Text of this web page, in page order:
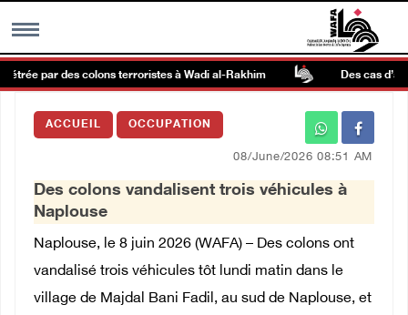
MENU
Galerie d’images
Centre palestinien
العربية
par des colons terroristes à Wadi al-Rakhim Des cas
ACCUEIL OCCUPATION
08/June/2026 08:51 AM
Des colons vandalisent trois véhicules à
Naplouse
Naplouse, le 8 juin 2026 (WAFA) – Des colons ont
vandalisé trois véhicules tôt lundi matin dans le
village de Majdal Bani Fadil, au sud de Naplouse, et